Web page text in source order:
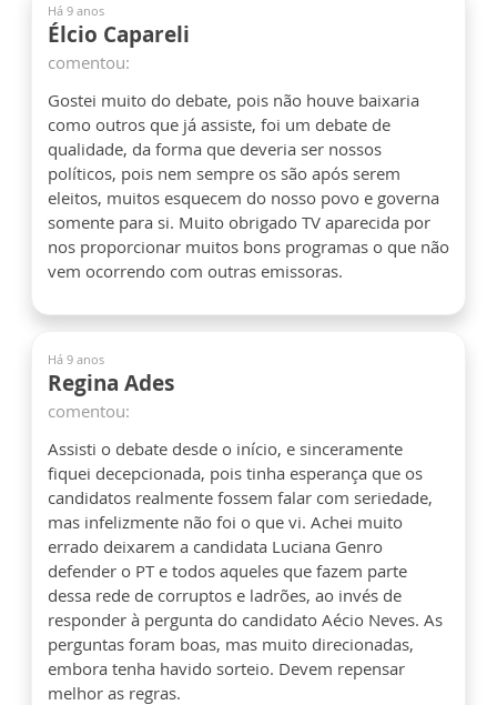
Há 9 anos
Élcio Capareli
comentou:
Gostei muito do debate, pois não houve baixaria
como outros que já assiste, foi um debate de
qualidade, da forma que deveria ser nossos
políticos, pois nem sempre os são após serem
eleitos, muitos esquecem do nosso povo e governa
somente para si. Muito obrigado TV aparecida por
nos proporcionar muitos bons programas o que não
vem ocorrendo com outras emissoras.
Há 9 anos
Regina Ades
comentou:
Assisti o debate desde o início, e sinceramente
fiquei decepcionada, pois tinha esperança que os
candidatos realmente fossem falar com seriedade,
mas infelizmente não foi o que vi. Achei muito
errado deixarem a candidata Luciana Genro
defender o PT e todos aqueles que fazem parte
dessa rede de corruptos e ladrões, ao invés de
responder à pergunta do candidato Aécio Neves. As
perguntas foram boas, mas muito direcionadas,
embora tenha havido sorteio. Devem repensar
melhor as regras.